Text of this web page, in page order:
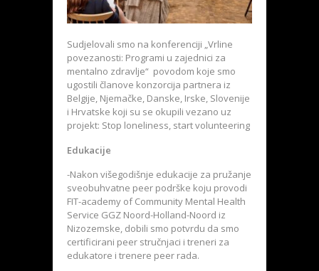
Sudjelovali smo na konferenciji „Vrline
povezanosti: Programi u zajednici za
mentalno zdravlje“ povodom koje smo
ugostili članove konzorcija partnera iz
Belgije, Njemačke, Danske, Irske, Slovenije
i Hrvatske koji su se okupili vezano uz
projekt: Stop loneliness, start volunteering
Edukacije
-Nakon višegodišnje edukacije za pružanje
sveobuhvatne peer podrške koju provodi
FIT-academy of Community Mental Health
Service GGZ Noord-Holland-Noord iz
Nizozemske, dobili smo potvrdu da smo
certificirani peer stručnjaci i treneri za
edukatore i trenere peer rada.